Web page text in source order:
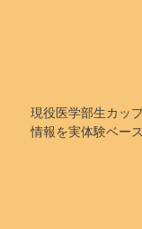
現役医学部生カッ
情報を実体験ベー